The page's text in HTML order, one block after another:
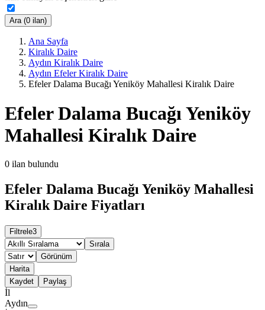
Ara (0 ilan)
Ana Sayfa
Kiralık Daire
Aydın Kiralık Daire
Aydın Efeler Kiralık Daire
Efeler Dalama Bucağı Yeniköy Mahallesi Kiralık Daire
Efeler Dalama Bucağı Yeniköy
Mahallesi Kiralık Daire
0 ilan bulundu
Efeler Dalama Bucağı Yeniköy Mahallesi
Kiralık Daire Fiyatları
Filtrele3
Sırala
Görünüm
Harita
Kaydet
Paylaş
İl
Aydın